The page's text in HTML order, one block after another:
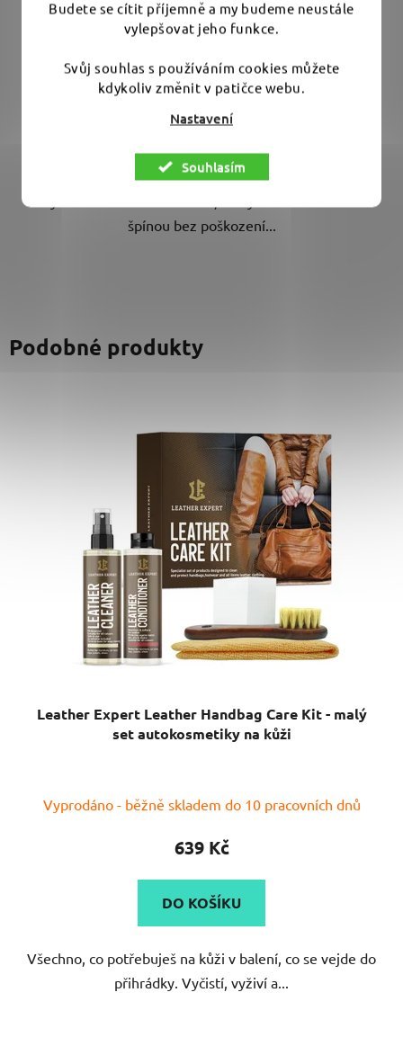
vylepšovat jeho funkce.
kdykoliv změnit v patičce webu.
Nastavení
Průměrné
produktu
je
5,0
5
Skladem(4 ks)
1 228 Kč
špínou bez poškození...
Podobné produkty
Leather Expert Leather Handbag Care Kit - malý
set autokosmetiky na kůži
Vyprodáno - běžně skladem do 10 pracovních dnů
639 Kč
DO KOŠÍKU
Všechno, co potřebuješ na kůži v balení, co se vejde do
přihrádky. Vyčistí, vyživí a...